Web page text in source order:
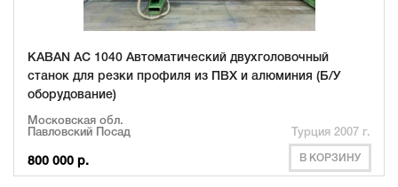
KABAN AC 1040 Автоматический двухголовочный
станок для резки профиля из ПВХ и алюминия (Б/У
оборудование)
Московская обл.
Павловский Посад
Турция 2007 г.
800 000 р. В КОРЗИНУ